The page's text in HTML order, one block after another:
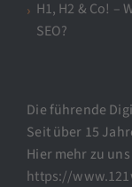
H1, H2 & Co!
SEO?
Die führende
Seit über 15
Hier mehr zu uns
https://